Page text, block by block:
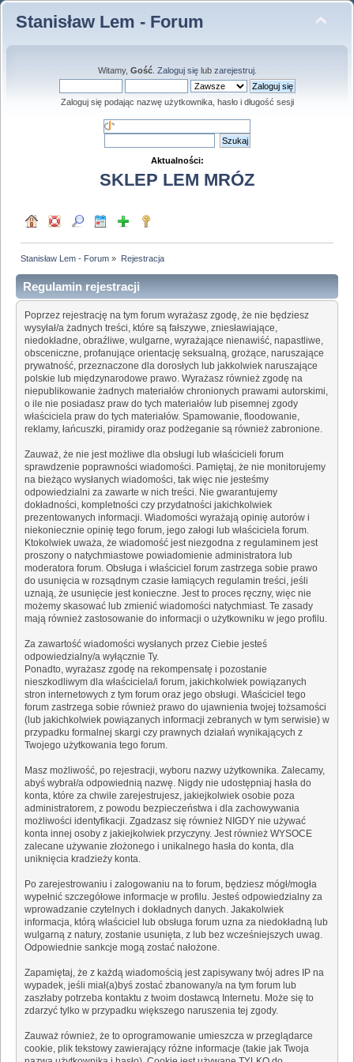
Stanisław Lem - Forum
Witamy, Gość. Zaloguj sięlub zarejestruj.
Zaloguj się podając nazwę użytkownika, hasło i długość sesji
Aktualności:
SKLEP LEM MRÓZ
Stanisław Lem - Forum » Rejestracja
Regulamin rejestracji
Poprzez rejestrację na tym forum wyrażasz zgodę, że nie będziesz
wysyłał/a żadnych treści, które są fałszywe, zniesławiające,
niedokładne, obraźliwe, wulgarne, wyrażające nienawiść, napastliwe,
obsceniczne, profanujące orientację seksualną, grożące, naruszające
prywatność, przeznaczone dla dorosłych lub jakkolwiek naruszające
polskie lub międzynarodowe prawo. Wyrażasz również zgodę na
niepublikowanie żadnych materiałów chronionych prawami autorskimi,
o ile nie posiadasz praw do tych materiałów lub pisemnej zgody
właściciela praw do tych materiałów. Spamowanie, floodowanie,
reklamy, łańcuszki, piramidy oraz podżeganie są również zabronione.
Zauważ, że nie jest możliwe dla obsługi lub właścicieli forum
sprawdzenie poprawności wiadomości. Pamiętaj, że nie monitorujemy
na bieżąco wysłanych wiadomości, tak więc nie jesteśmy
odpowiedzialni za zawarte w nich treści. Nie gwarantujemy
dokładności, kompletności czy przydatności jakichkolwiek
prezentowanych informacji. Wiadomości wyrażają opinię autorów i
niekoniecznie opinię tego forum, jego załogi lub właściciela forum.
Ktokolwiek uważa, że wiadomość jest niezgodna z regulaminem jest
proszony o natychmiastowe powiadomienie administratora lub
moderatora forum. Obsługa i właściciel forum zastrzega sobie prawo
do usunięcia w rozsądnym czasie łamiących regulamin treści, jeśli
uznają, że usunięcie jest konieczne. Jest to proces ręczny, więc nie
możemy skasować lub zmienić wiadomości natychmiast. Te zasady
mają również zastosowanie do informacji o użytkowniku w jego profilu.
Za zawartość wiadomości wysłanych przez Ciebie jesteś
odpowiedzialny/a wyłącznie Ty.
Ponadto, wyrażasz zgodę na rekompensatę i pozostanie
nieszkodliwym dla właściciela/i forum, jakichkolwiek powiązanych
stron internetowych z tym forum oraz jego obsługi. Właściciel tego
forum zastrzega sobie również prawo do ujawnienia twojej tożsamości
(lub jakichkolwiek powiązanych informacji zebranych w tym serwisie) w
przypadku formalnej skargi czy prawnych działań wynikających z
Twojego użytkowania tego forum.
Masz możliwość, po rejestracji, wyboru nazwy użytkownika. Zalecamy,
abyś wybrał/a odpowiednią nazwę. Nigdy nie udostępniaj hasła do
konta, które za chwile zarejestrujesz, jakiejkolwiek osobie poza
administratorem, z powodu bezpieczeństwa i dla zachowywania
możliwości identyfikacji. Zgadzasz się również NIGDY nie używać
konta innej osoby z jakiejkolwiek przyczyny. Jest również WYSOCE
zalecane używanie złożonego i unikalnego hasła do konta, dla
uniknięcia kradzieży konta.
Po zarejestrowaniu i zalogowaniu na to forum, będziesz mógł/mogła
wypełnić szczegółowe informacje w profilu. Jesteś odpowiedzialny za
wprowadzanie czytelnych i dokładnych danych. Jakakolwiek
informacja, którą właściciel lub obsługa forum uzna za niedokładną lub
wulgarną z natury, zostanie usunięta, z lub bez wcześniejszych uwag.
Odpowiednie sankcje mogą zostać nałożone.
Zapamiętaj, że z każdą wiadomością jest zapisywany twój adres IP na
wypadek, jeśli miał(a)byś zostać zbanowany/a na tym forum lub
zaszłaby potrzeba kontaktu z twoim dostawcą Internetu. Może się to
zdarzyć tylko w przypadku większego naruszenia tej zgody.
Zauważ również, że to oprogramowanie umieszcza w przeglądarce
cookie, plik tekstowy zawierający różne informacje (takie jak Twoja